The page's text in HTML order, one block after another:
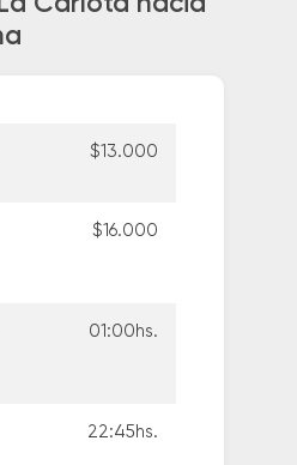
$13.000
$16.000
01:00hs.
22:45hs.